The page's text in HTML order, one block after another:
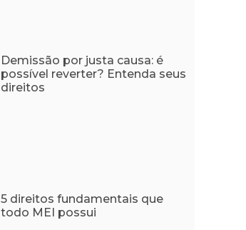
Demissão por justa causa: é
possível reverter? Entenda seus
direitos
5 direitos fundamentais que
todo MEI possui